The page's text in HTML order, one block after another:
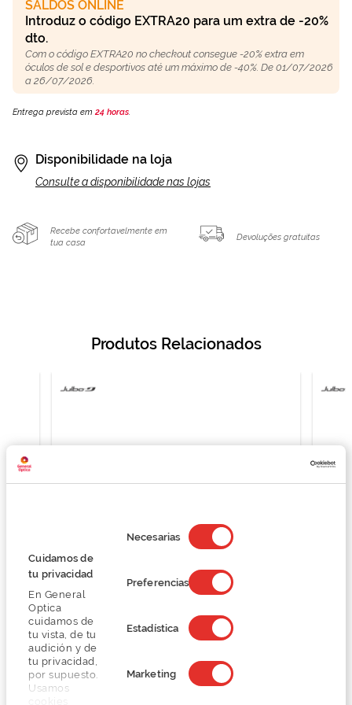
Cuidamos de
tu privacidad
En General
Optica
cuidamos de
tu vista, de tu
audición y de
tu privacidad,
por supuesto.
Usamos
de
consentimiento
Necesarias
Preferencias
Estadística
Marketing
SALDOS ONLINE
Introduz o código EXTRA20 para um extra de -20%
dto.
Com o código EXTRA20 no checkout consegue -20% extra em
óculos de sol e desportivos até um máximo de -40%. De 01/07/2026
a 26/07/2026.
Entrega prevista em24 horas.
Disponibilidade na loja
Consulte a disponibilidade nas lojas
Recebe confortavelmente em
tua casa
Devoluções gratuitas
Produtos Relacionados
20,00 €
50,00 €